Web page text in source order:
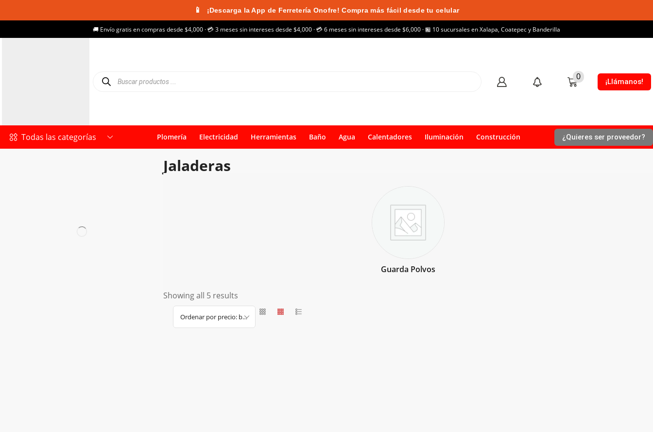
📱 ¡Descarga la App de Ferretería Onofre! Compra más fácil desde tu celular
🚚 Envío gratis en compras desde $4,000 · 💳 3 meses sin intereses desde $4,000 · 💳 6 meses sin intereses desde $6,000 · 🏪 10 sucursales en Xalapa, Coatepec y Banderilla
0 ¡Llámanos!
Todas las categorías Plomería Electricidad Herramientas Baño Agua Calentadores Iluminación Construcción ¿Quieres ser proveedor?
Jaladeras
Guarda Polvos
Showing all 5 results